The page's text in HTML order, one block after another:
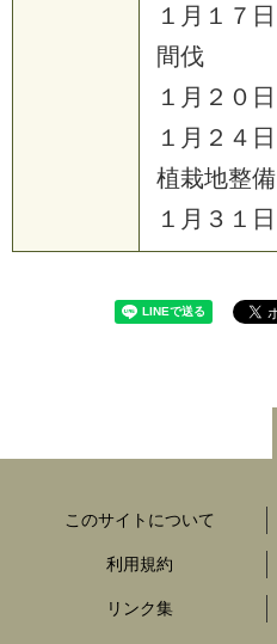
１ 月 １ ７ 日
間伐
１ 月 ２ ０ 日
１ 月 ２ ４ 日
植栽地整備
１ 月 ３ １ 日
このサイトについて
利用規約
リンク集